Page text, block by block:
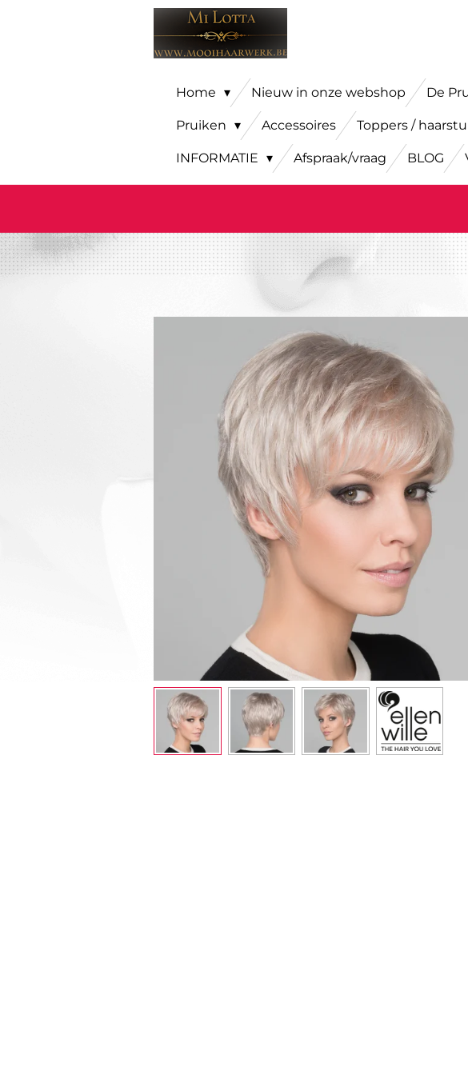
Home Nieuw in onze webshop De
Pruiken Accessoires Toppers /
INFORMATIE Afspraak/vraag BLOG